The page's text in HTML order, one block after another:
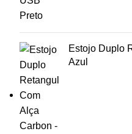
Estojo Duplo
Azul